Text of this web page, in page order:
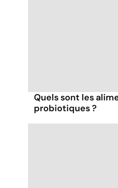
Quels sont les
probiotiques ?